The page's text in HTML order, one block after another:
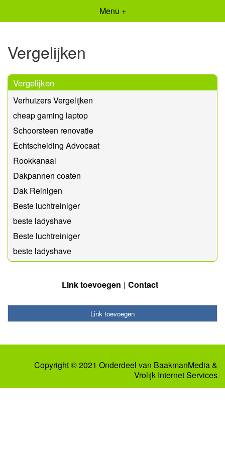
Menu +
Vergelijken
Vergelijken
Verhuizers Vergelijken
cheap gaming laptop
Schoorsteen renovatie
Echtscheiding Advocaat
Rookkanaal
Dakpannen coaten
Dak Reinigen
Beste luchtreiniger
beste ladyshave
Beste luchtreiniger
beste ladyshave
Link toevoegen Contact
Link toevoegen
Copyright © 2021 Onderdeel van BaakmanMedia&
Vrolijk Internet Services